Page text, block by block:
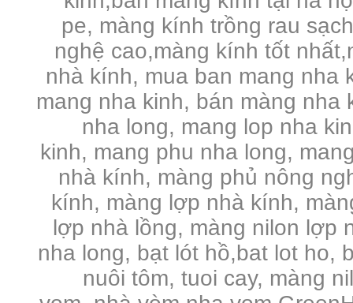
pe, màng kính trồng rau
nghệ cao,màng kính tốt
nhà kính, mua ban mang nha
mang nha kinh, bán màng nha
nha long, mang lop nha
kinh, mang phu nha long,
nhà kính, màng phủ nông
kính, màng lợp nhà kính,
lợp nhà lồng, màng nilon lợp
nha long, bạt lót hồ,bat lot ho,
nuôi tôm, tuoi cay, màng